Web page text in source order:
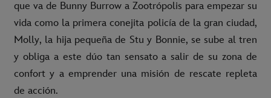
que va de Bunny Burrow a Zootrópolis para empezar su
vida como la primera conejita policía de la gran ciudad,
Molly, la hija pequeña de Stu y Bonnie, se sube al tren
y obliga a este dúo tan sensato a salir de su zona de
confort y a emprender una misión de rescate repleta
de acción.